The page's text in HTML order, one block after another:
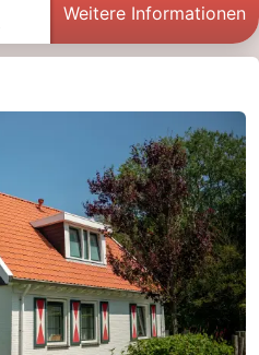
Weitere Informationen